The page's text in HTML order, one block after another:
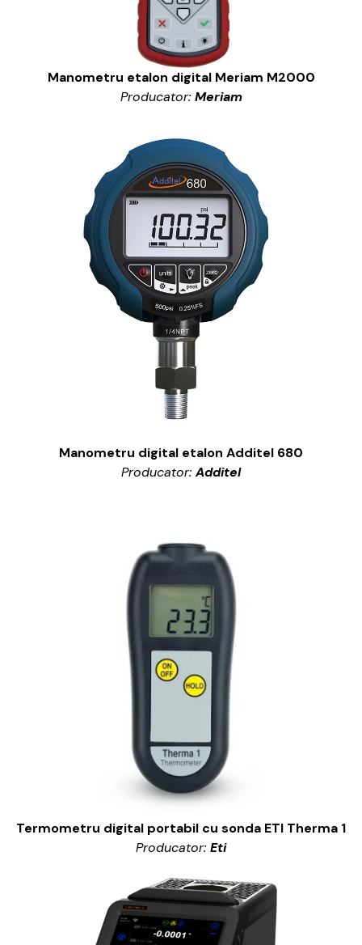
Manometru etalon digital Meriam M2000
Producator: Meriam
Manometru digital etalon Additel 680
Producator:Additel
Termometru digital portabil cu sonda ETI Therma 1
Producator: Eti